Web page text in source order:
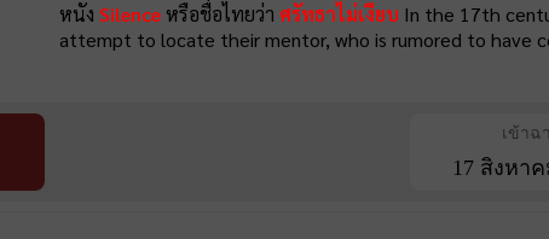
หนังSilence หรือชื่อไทยว่า ศรัทธาไม่เงียบ In the 17th
attempt to locate their mentor, who is rumored to have
เข้าฉ
17 สิงหา